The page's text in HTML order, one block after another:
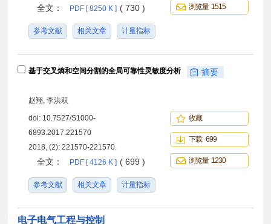
全文： PDF [ 8250 K ] ( 730 )
参考文献 相关文章 计量指标
浏览量 1515
基于交叉熵和空间分割的全局可靠性灵敏度分析 摘要
赵翔, 李洪双
doi: 10.7527/S1000-
6893.2017.221570
2018, (2): 221570-221570.
全文： PDF [ 4126 K ] ( 699 )
参考文献 相关文章 计量指标
收藏
下载 699
浏览量 1230
电子电气工程与控制